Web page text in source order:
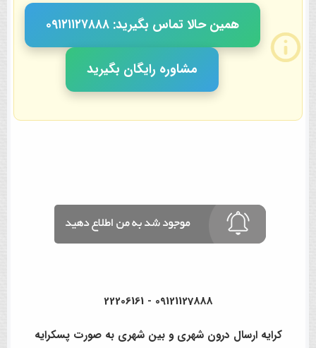
همین حالا تماس بگیرید: ٠٩١٢١١٢٧٨٨٨
مشاوره رایگان بگیرید
09121127888 - 22206161
کرایه ارسال درون شهری و بین شهری به صورت پسکرایه